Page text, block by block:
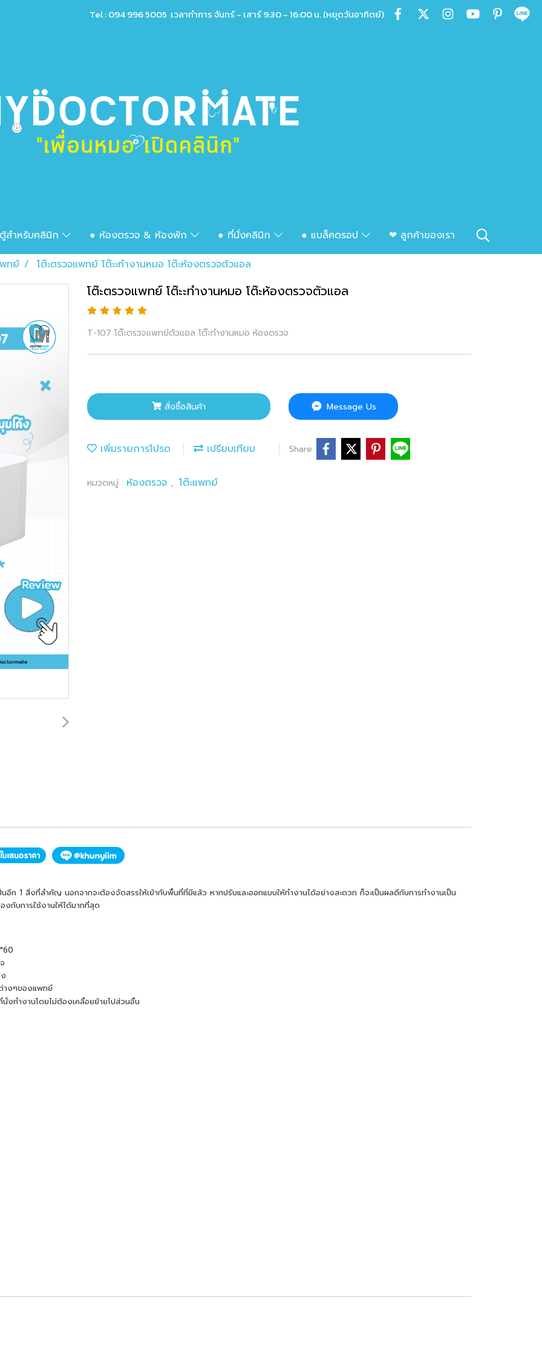
Tel : 094 996 5005 เวลาทำการ จันทร์ - เสาร์ 9:30 - 16:00 น. (หยุดวันอาทิตย์)
สำหรับคลินิก ● ห้องตรวจ & ห้องพัก ● ที่นั่งคลินิก ● แบล็คดรอป
❤ ลูกค้าของเรา
พทย์
โต๊ะตรวจแพทย์ โต๊ะะทำงานหมอ โต๊ะห้องตรวจตัวแอล
โต๊ะตรวจแพทย์ โต๊ะะทำงานหมอ โต๊ะห้องตรวจตัวแอล
T-107 โต๊ะตรวจแพทย์ตัวแอล โต๊ะทำงานหมอ ห้องตรวจ
สั่งซื้อสินค้า Message Us
เพิ่มรายการโปรด เปรียบเทียบ Share
หมวดหมู่ : ห้องตรวจ , โต๊ะแพทย์
ก 1 สิ่งที่สำคัญ นอกจากจะต้องจัดสรรให้เข้ากับพื้นที่ที่มีแล้ว หากปรับและออกแบบให้ทำงานได้อย่างสะดวก ก็จะเป็นผลดีกับการทำงานเป็น
กับการใช้งานให้ได้มากที่สุด
างๆของแพทย์
งทำงานโดยไม่ต้องเคลื่อยย้ายไปส่วนอื่น